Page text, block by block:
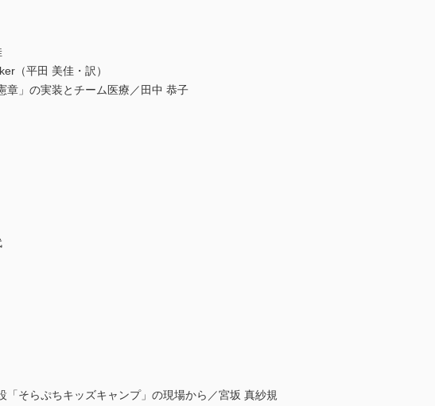
（平田 美佳・訳）
」の実装とチーム医療／田中 恭子
そらぷちキッズキャンプ」の現場から／宮坂 真紗規